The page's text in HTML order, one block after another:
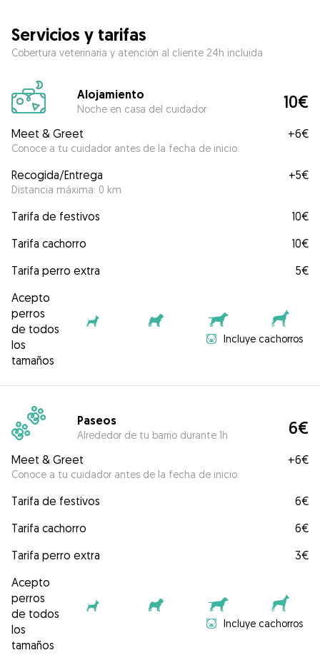
Servicios y tarifas
Cobertura veterinaria y atención al cliente 24h incluida
Alojamiento
Noche en casa del cuidador 10€
Meet & Greet
Conoce a tu cuidador antes de la fecha de inicio.
+6€
Recogida/Entrega
Distancia máxima: 0 km
+5€
Tarifa de festivos
10€
Tarifa cachorro
10€
Tarifa perro extra
5€
Acepto
perros
de todos
los
tamaños
Incluye cachorros
Paseos
Alrededor de tu barrio durante 1h 6€
Meet & Greet
Conoce a tu cuidador antes de la fecha de inicio.
+6€
Tarifa de festivos
6€
Tarifa cachorro
6€
Tarifa perro extra
3€
Acepto
perros
de todos
los
tamaños
Incluye cachorros